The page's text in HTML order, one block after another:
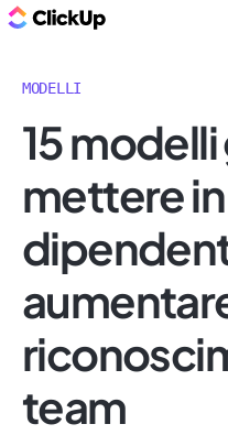
MODELLI
15
mettere
team